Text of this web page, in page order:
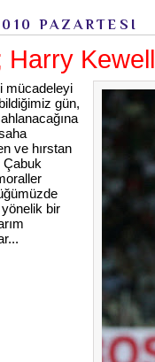
PAZARTESI
Harry Kewell
mücadeleyi
gün,
ve hırstan
Çabuk
bir